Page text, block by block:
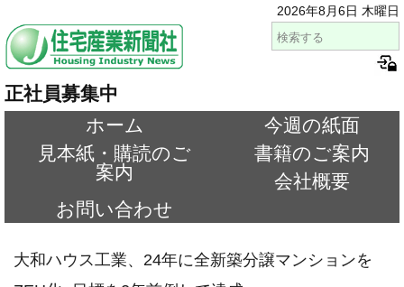
2026年8月6日 木曜日
正社員募集中
ホーム
今週の紙面
見本紙・購読のご
案内
書籍のご案内
会社概要
お問い合わせ
大和ハウス工業、24年に全新築分譲マンションを